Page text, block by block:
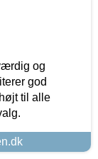
og
god
til alle